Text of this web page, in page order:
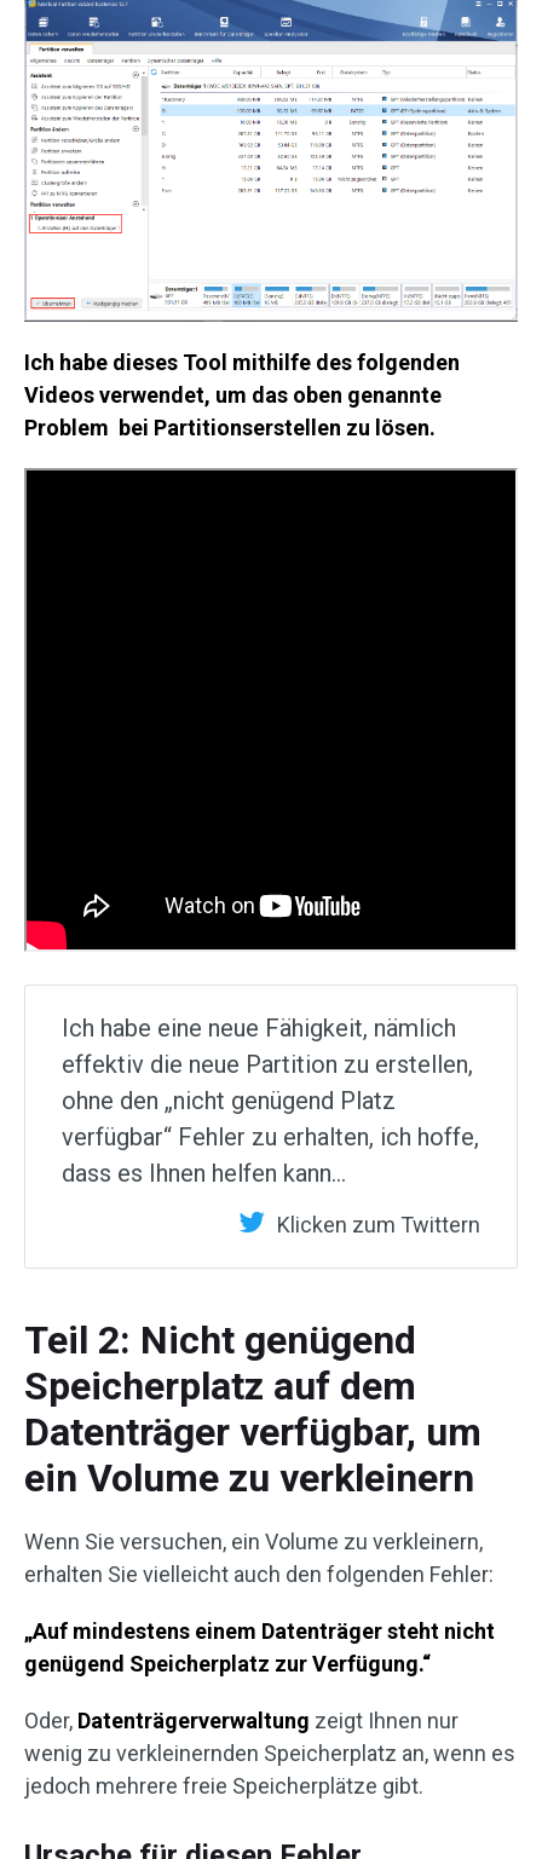
Ich habe dieses Tool mithilfe des folgenden
Videos verwendet, um das oben genannte
Problem bei Partitionserstellen zu lösen.
Ich habe eine neue Fähigkeit, nämlich
effektiv die neue Partition zu erstellen,
ohne den „nicht genügend Platz
verfügbar“ Fehler zu erhalten, ich hoffe,
dass es Ihnen helfen kann…
Klicken zum Twittern
Teil 2: Nicht genügend
Speicherplatz auf dem
Datenträger verfügbar, um
ein Volume zu verkleinern
Wenn Sie versuchen, ein Volume zu verkleinern,
erhalten Sie vielleicht auch den folgenden Fehler:
„Auf mindestens einem Datenträger steht nicht
genügend Speicherplatz zur Verfügung.“
Oder, Datenträgerverwaltung zeigt Ihnen nur
wenig zu verkleinernden Speicherplatz an, wenn es
jedoch mehrere freie Speicherplätze gibt.